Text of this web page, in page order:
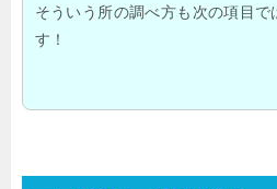
そういう所の調べ方も次の項目で
す！